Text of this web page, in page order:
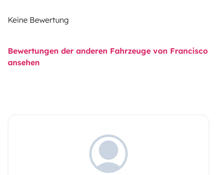
Keine Bewertung
Bewertungen der anderen Fahrzeuge von Francisco
ansehen